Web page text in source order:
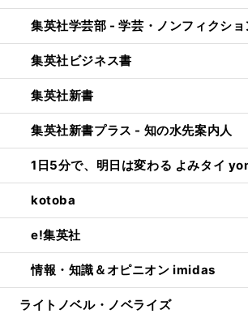
集英社学芸部 - 学芸・ノンフィクショ
集英社ビジネス書
集英社新書
集英社新書プラス - 知の水先案内人
1日5分で、明日は変わる よみタイ
kotoba
e!集英社
情報・知識＆オピニオン imidas
ライトノベル・ノベライズ